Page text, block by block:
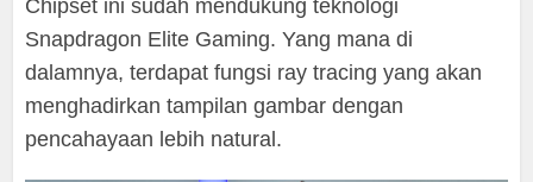
Chipset ini sudah mendukung teknologi
Snapdragon Elite Gaming. Yang mana di
dalamnya, terdapat fungsi ray tracing yang akan
menghadirkan tampilan gambar dengan
pencahayaan lebih natural.